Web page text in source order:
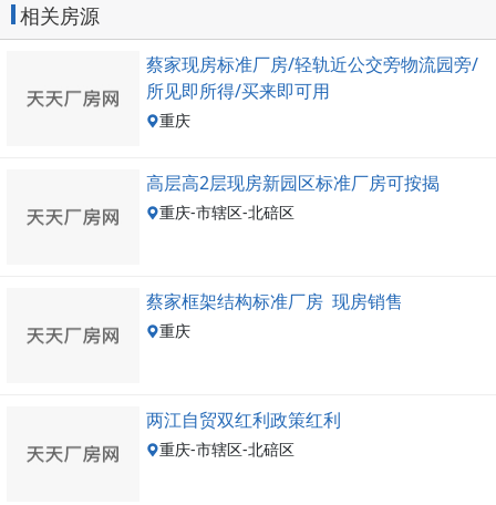
相关房源
蔡家现房标准厂房/轻轨近公交旁物流园旁/
所见即所得/买来即可用
重庆
高层高2层现房新园区标准厂房可按揭
重庆-市辖区-北碚区
蔡家框架结构标准厂房 现房销售
重庆
两江自贸双红利政策红利
重庆-市辖区-北碚区